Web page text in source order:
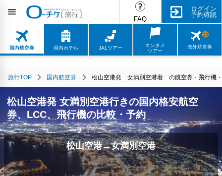
FAQ
ログイン
予約確認
国内航空券 国内ホテル JALツアー
エンタメ
ツアー
海外航空券
旅行TOP 国内航空券 松山空港発 女満別空港着 の航空券・飛行機
松山空港発 女満別空港行きの国内格安航空
券、LCC、飛行機の比較・予約
松山空港→女満別空港